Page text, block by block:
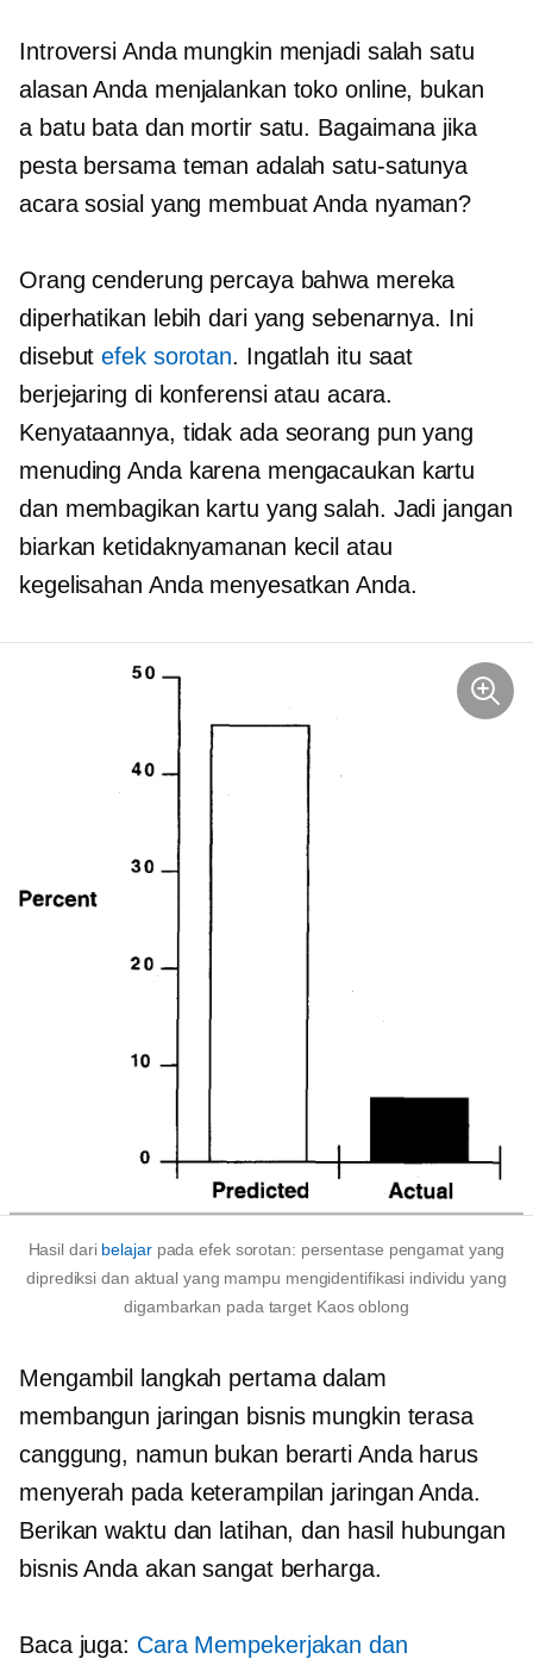
Introversi Anda mungkin menjadi salah satu
alasan Anda menjalankan toko online, bukan
a batu bata dan mortirsatu. Bagaimana jika
pesta bersama teman adalah satu-satunya
acara sosial yang membuat Anda nyaman?
Orang cenderung percaya bahwa mereka
diperhatikan lebih dari yang sebenarnya. Ini
disebutefek sorotan. Ingatlah itu saat
berjejaring di konferensi atau acara.
Kenyataannya, tidak ada seorang pun yang
menuding Anda karena mengacaukan kartu
dan membagikan kartu yang salah. Jadi jangan
biarkan ketidaknyamanan kecil atau
kegelisahan Anda menyesatkan Anda.
Hasil dari belajarpada efek sorotan: persentase pengamat yang
diprediksi dan aktual yang mampu mengidentifikasi individu yang
digambarkan pada target Kaos oblong
Mengambil langkah pertama dalam
membangun jaringan bisnis mungkin terasa
canggung, namun bukan berarti Anda harus
menyerah pada keterampilan jaringan Anda.
Berikan waktu dan latihan, dan hasil hubungan
bisnis Anda akan sangat berharga.
Baca juga: Cara Mempekerjakan dan